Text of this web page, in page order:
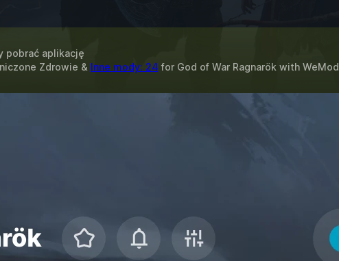
pobrać aplikację
Zdrowie & Inne mody: 24 for God of War Ragnarök with WeMod